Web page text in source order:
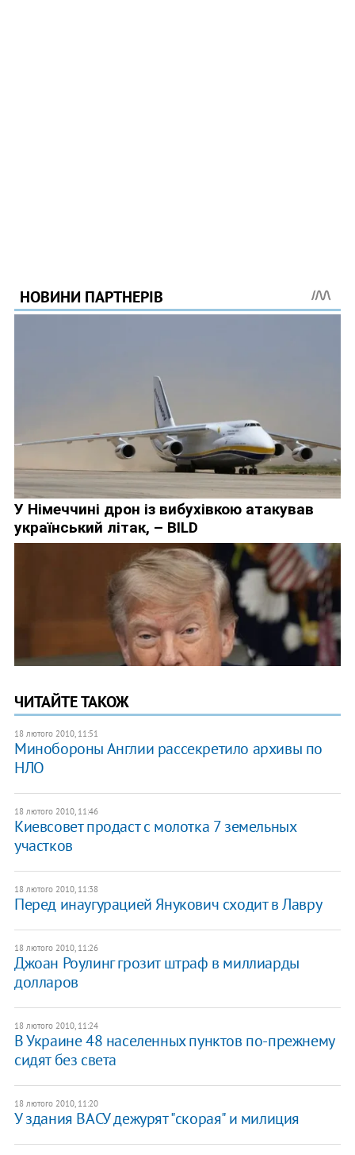
ЧИТАЙТЕ ТАКОЖ
18 лютого 2010, 11:51
Минобороны Англии рассекретило архивы по
НЛО
18 лютого 2010, 11:46
Киевсовет продаст с молотка 7 земельных
участков
18 лютого 2010, 11:38
Перед инаугурацией Янукович сходит в Лавру
18 лютого 2010, 11:26
Джоан Роулинг грозит штраф в миллиарды
долларов
18 лютого 2010, 11:24
В Украине 48 населенных пунктов по-прежнему
сидят без света
18 лютого 2010, 11:20
У здания ВАСУ дежурят "скорая" и милиция